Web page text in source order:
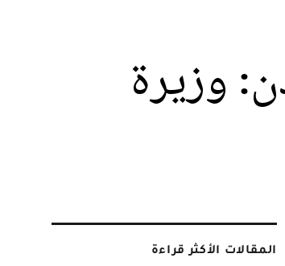
وزيرة
المقالات الأكثر قراءة